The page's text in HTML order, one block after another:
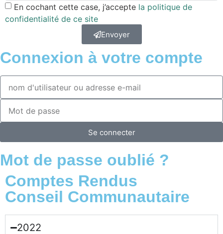
En cochant cette case, j’accepte la politique de
confidentialité de ce site
Envoyer
Connexion à votre compte
Se connecter
Mot de passe oublié ?
Comptes Rendus
Conseil Communautaire
2022